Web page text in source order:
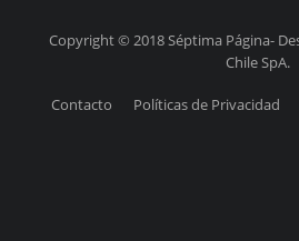
Copyright © 2018 Séptima Página-
Chile SpA.
Contacto Políticas de Privacidad